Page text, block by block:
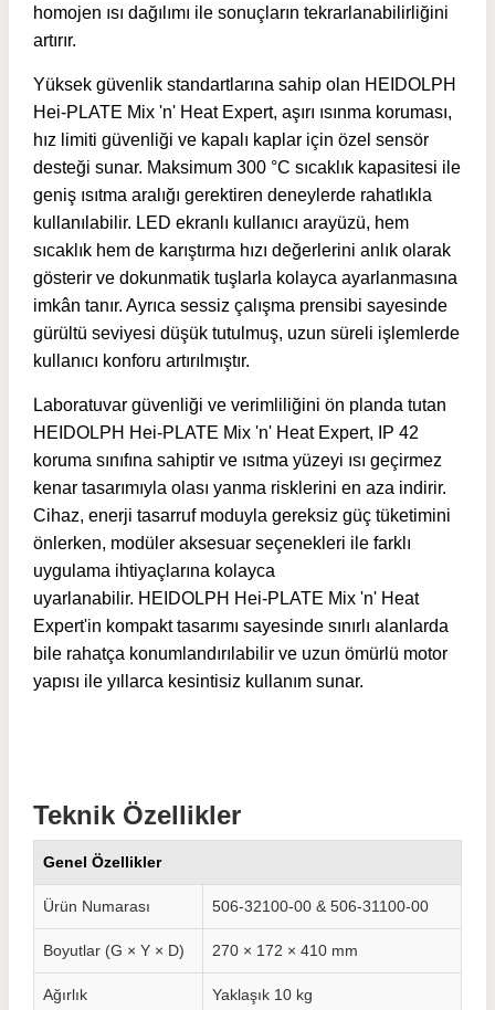
homojen ısı dağılımı ile sonuçların tekrarlanabilirliğini
artırır.
Yüksek güvenlik standartlarına sahip olan HEIDOLPH
Hei-PLATE Mix 'n' Heat Expert, aşırı ısınma koruması,
hız limiti güvenliği ve kapalı kaplar için özel sensör
desteği sunar. Maksimum 300 °C sıcaklık kapasitesi ile
geniş ısıtma aralığı gerektiren deneylerde rahatlıkla
kullanılabilir. LED ekranlı kullanıcı arayüzü, hem
sıcaklık hem de karıştırma hızı değerlerini anlık olarak
gösterir ve dokunmatik tuşlarla kolayca ayarlanmasına
imkân tanır. Ayrıca sessiz çalışma prensibi sayesinde
gürültü seviyesi düşük tutulmuş, uzun süreli işlemlerde
kullanıcı konforu artırılmıştır.
Laboratuvar güvenliği ve verimliliğini ön planda tutan
HEIDOLPH Hei-PLATE Mix 'n' Heat Expert, IP 42
koruma sınıfına sahiptir ve ısıtma yüzeyi ısı geçirmez
kenar tasarımıyla olası yanma risklerini en aza indirir.
Cihaz, enerji tasarruf moduyla gereksiz güç tüketimini
önlerken, modüler aksesuar seçenekleri ile farklı
uygulama ihtiyaçlarına kolayca
uyarlanabilir. HEIDOLPH Hei-PLATE Mix 'n' Heat
Expert'in kompakt tasarımı sayesinde sınırlı alanlarda
bile rahatça konumlandırılabilir ve uzun ömürlü motor
yapısı ile yıllarca kesintisiz kullanım sunar.
Teknik Özellikler
Genel Özellikler
Ürün Numarası 506-32100-00 & 506-31100-00
Boyutlar (G × Y × D) 270 × 172 × 410 mm
Ağırlık Yaklaşık 10 kg